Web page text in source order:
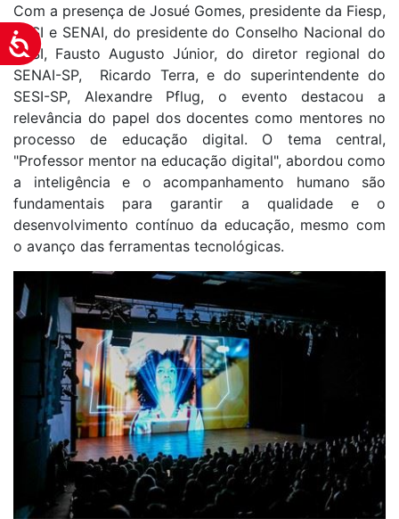
Acessibilidade
Com a presença de Josué Gomes, presidente da Fiesp,
SESI e SENAI, do presidente do Conselho Nacional do
SESI, Fausto Augusto Júnior, do diretor regional do
SENAI-SP, Ricardo Terra, e do superintendente do
SESI-SP, Alexandre Pflug, o evento destacou a
relevância do papel dos docentes como mentores no
processo de educação digital. O tema central,
"Professor mentor na educação digital", abordou como
a inteligência e o acompanhamento humano são
fundamentais para garantir a qualidade e o
desenvolvimento contínuo da educação, mesmo com
o avanço das ferramentas tecnológicas.